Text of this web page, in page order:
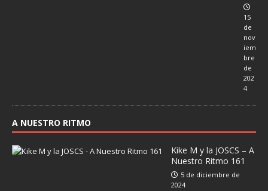
15
de
nov
iem
bre
de
202
4
A NUESTRO RITMO
Kike M y la JOSCS – A
Nuestro Ritmo 161
5 de diciembre de
2024